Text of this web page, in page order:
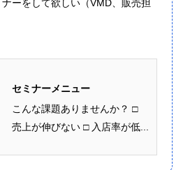
ーをして欲しい（VMD、販売担
セミナーメニュー
こんな課題ありませんか？ □
売上が伸びない □ 入店率が低...